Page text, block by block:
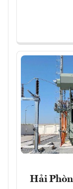
Hải